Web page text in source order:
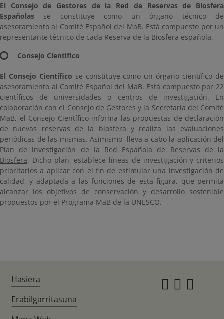
El Consejo de Gestores de la Red de Reservas de Biosfera
Españolas se constituye como un órgano técnico de
asesoramiento al Comité Español del MaB. Está compuesto por un
representante técnico de cada Reserva de la Biosfera española.
Consejo Científico
El Consejo Científico se constituye como un órgano científico de
asesoramiento al Comité Español del MaB. Está compuesto por 22
científicos de universidades o centros de investigación. En
colaboración con el Consejo de Gestores y la Secretaría del Comité
MaB, el Consejo Científico informa las propuestas de declaración
de nuevas reservas de la biosfera y realiza las evaluaciones
periódicas de las mismas. Asimismo, lleva a cabo la aplicación del
Plan de investigación de la Red Española de Reservas de la
Biosfera. Dicho plan, establece líneas de investigación y criterios
prioritarios a aplicar con el fin de estimular una investigación de
calidad, y adaptada a las funciones de esta figura, que permita
alcanzar los objetivos de conservación y desarrollo sostenible
propuestos por el Programa MaB de la UNESCO.
Hasiera
Erabilgarritasuna